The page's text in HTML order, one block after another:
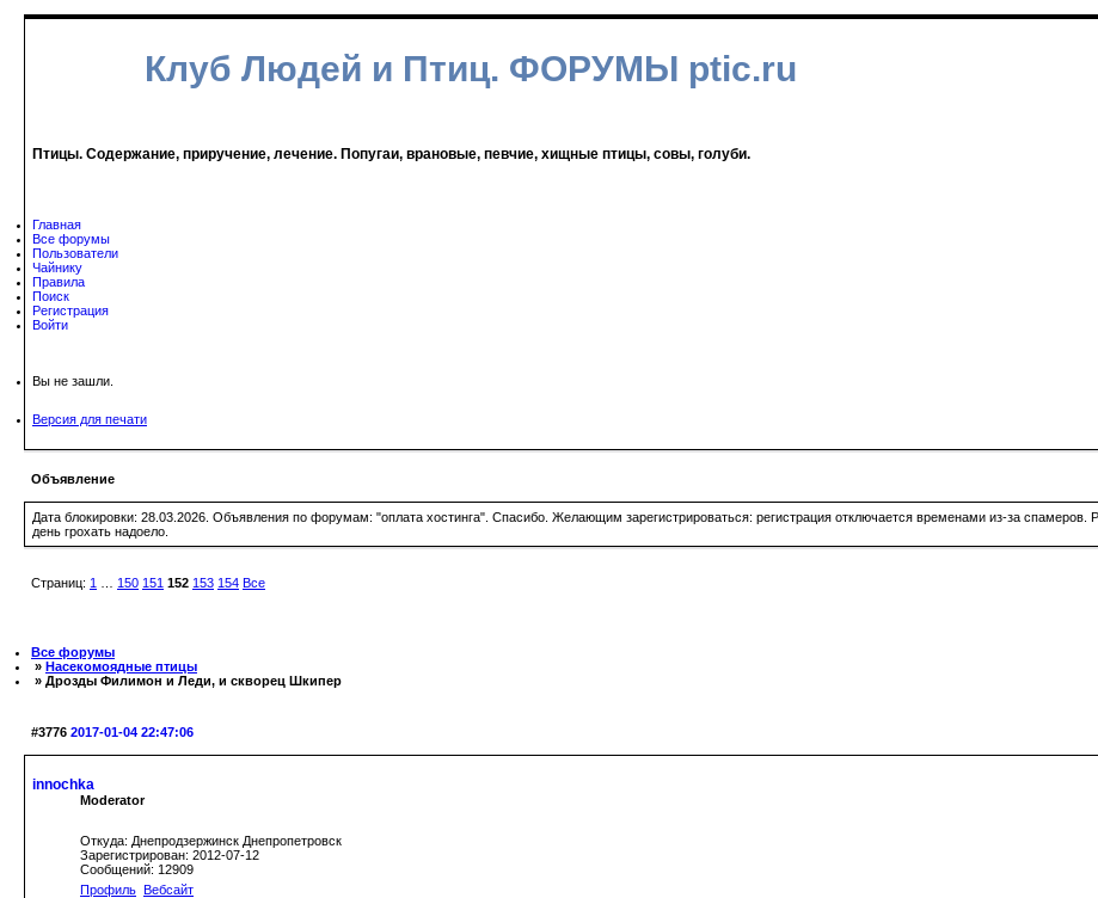
Клуб Людей и Птиц. ФОРУМЫ ptic.ru
Птицы. Содержание, приручение, лечение. Попугаи, врановые, певчие, хищные птицы, совы, голуби.
Главная
Все форумы
Пользователи
Чайнику
Правила
Поиск
Регистрация
Войти
Вы не зашли.
Версия для печати
Объявление
Дата блокировки: 28.03.2026. Объявления по форумам: "оплата хостинга". Спасибо. Желающим зарегистрироваться: регистрация отключается временами из-за спамеров.
день грохать надоело.
Страниц: 1 … 150 151 152 153 154 Все
Все форумы
» Насекомоядные птицы
» Дрозды Филимон и Леди, и скворец Шкипер
#3776 2017-01-04 22:47:06
innochka
Moderator
Откуда: Днепродзержинск Днепропетровск
Зарегистрирован: 2012-07-12
Сообщений: 12909
Профиль Вебсайт